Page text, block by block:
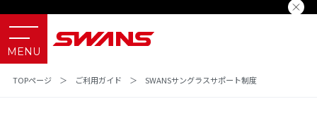
TOPページ ＞ ご利用ガイド ＞ SWANSサングラスサポート制度